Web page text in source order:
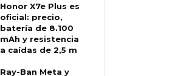
Honor X7e Plus es
oficial: precio,
batería de 8.100
mAh y resistencia
a caídas de 2,5 m
Ray-Ban Meta y